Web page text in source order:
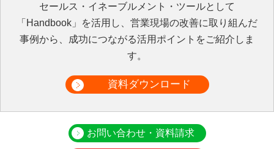
セールス・イネーブルメント・ツールとして
「Handbook」を活用し、営業現場の改善に取り組んだ
事例から、成功につながる活用ポイントをご紹介しま
す。
資料ダウンロード
お問い合わせ・資料請求